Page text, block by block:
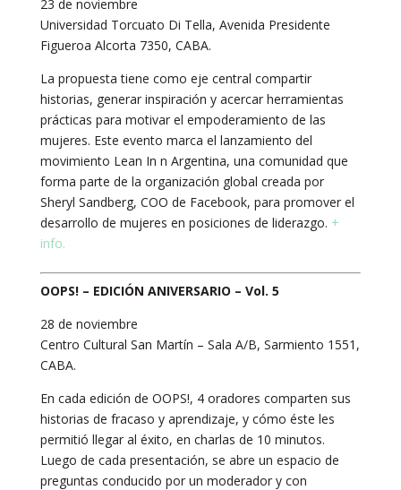
23 de noviembre
Universidad Torcuato Di Tella, Avenida Presidente
Figueroa Alcorta 7350, CABA.
La propuesta tiene como eje central compartir
historias, generar inspiración y acercar herramientas
prácticas para motivar el empoderamiento de las
mujeres. Este evento marca el lanzamiento del
movimiento Lean In n Argentina, una comunidad que
forma parte de la organización global creada por
Sheryl Sandberg, COO de Facebook, para promover el
desarrollo de mujeres en posiciones de liderazgo. +
info.
OOPS! – EDICIÓN ANIVERSARIO – Vol. 5
28 de noviembre
Centro Cultural San Martín – Sala A/B, Sarmiento 1551,
CABA.
En cada edición de OOPS!, 4 oradores comparten sus
historias de fracaso y aprendizaje, y cómo éste les
permitió llegar al éxito, en charlas de 10 minutos.
Luego de cada presentación, se abre un espacio de
preguntas conducido por un moderador y con